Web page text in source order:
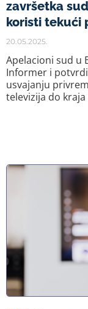
završetka
koristi tekući
20.05.2025.
Apelacioni sud u
Informer i
usvajanju
televizija do